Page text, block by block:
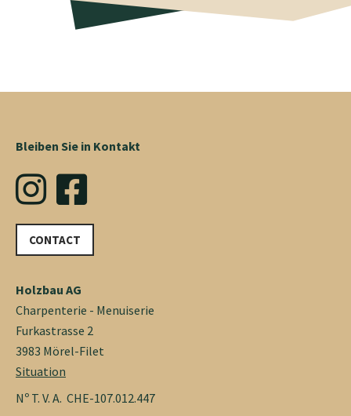
Bleiben Sie in Kontakt
CONTACT
Holzbau AG
Charpenterie - Menuiserie
Furkastrasse 2
3983 Mörel-Filet
Situation
Nº T. V. A. CHE-107.012.447